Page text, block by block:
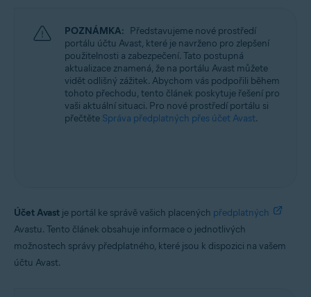
Operační systémy:
Všechny podporované operační systémy
POZNÁMKA: Představujeme nové prostředí
portálu účtu Avast, které je navrženo pro zlepšení
použitelnosti a zabezpečení. Tato postupná
aktualizace znamená, že na portálu Avast můžete
vidět odlišný zážitek. Abychom vás podpořili během
tohoto přechodu, tento článek poskytuje řešení pro
vaši aktuální situaci. Pro nové prostředí portálu si
přečtěte Správa předplatných přes účet Avast.
Účet Avast je portál ke správě vašich placených předplatných
Avastu. Tento článek obsahuje informace o jednotlivých
možnostech správy předplatného, které jsou k dispozici na vašem
účtu Avast.